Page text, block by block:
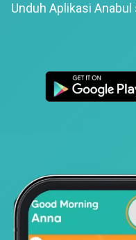
Unduh Aplikasi